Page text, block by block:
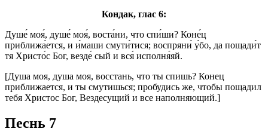
Кондак, глас 6:
Душе́ моя́, душе́ моя́, воста́ни, что спи́ши? Коне́ц
приближа́ется, и и́маши смути́тися; воспряни́ у́бо, да пощади́т
тя Христо́с Бог, везде́ сый и вся́ исполня́яй.
[Душа моя, душа моя, восстань, что ты спишь? Конец
приближается, и ты смутишься; пробудись же, чтобы пощадил
тебя Христос Бог, Вездесущий и все наполняющий.]
Песнь 7